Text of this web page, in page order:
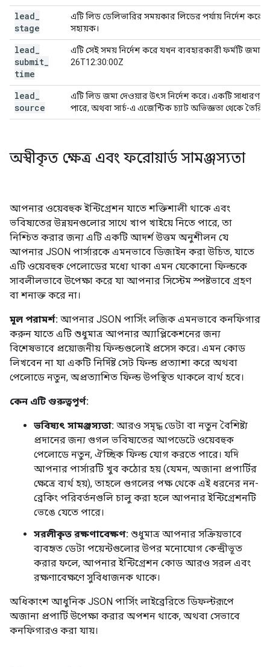
lead
stage
এটি লিড ডেলিভারির সময়কার লিডের পর্যায় নির্দেশ
সহায়ক।
lead
submit
time
এটি সেই সময় নির্দেশ করে যখন ব্যবহারকারী ফর্মটি জমা
26T12:30:00Z
lead
source
এটি লিড জমা দেওয়ার উৎস নির্দেশ করে। একটি সাধারণ
পারে, অথবা সার্চ-এ এজেন্টিক চ্যাট অভিজ্ঞতা থেকে তৈরি
অস্বীকৃত ক্ষেত্র এবং ফরোয়ার্ড সামঞ্জস্যতা
আপনার ওয়েবহুক ইন্টিগ্রেশন যাতে শক্তিশালী থাকে এবং
ভবিষ্যতের উন্নয়নগুলোর সাথে খাপ খাইয়ে নিতে পারে, তা
নিশ্চিত করার জন্য এটি একটি আদর্শ উত্তম অনুশীলন যে
আপনার JSON পার্সারকে এমনভাবে ডিজাইন করা উচিত, যাতে
এটি ওয়েবহুক পেলোডের মধ্যে থাকা এমন যেকোনো ফিল্ডকে
সাবলীলভাবে উপেক্ষা করে যা আপনার সিস্টেম স্পষ্টভাবে গ্রহণ
বা শনাক্ত করে না।
মূল পরামর্শ: আপনার JSON পার্সিং লজিক এমনভাবে কনফিগার
করুন যাতে এটি শুধুমাত্র আপনার অ্যাপ্লিকেশনের জন্য
বিশেষভাবে প্রয়োজনীয় ফিল্ডগুলোই প্রসেস করে। এমন কোড
লিখবেন না যা একটি নির্দিষ্ট সেট ফিল্ড প্রত্যাশা করে অথবা
পেলোডে নতুন, অপ্রত্যাশিত ফিল্ড উপস্থিত থাকলে ব্যর্থ হবে।
কেন এটি গুরুত্বপূর্ণ:
ভবিষ্যৎ সামঞ্জস্যতা: আরও সমৃদ্ধ ডেটা বা নতুন বৈশিষ্ট্য
প্রদানের জন্য গুগল ভবিষ্যতের আপডেটে ওয়েবহুক
পেলোডে নতুন, ঐচ্ছিক ফিল্ড যোগ করতে পারে। যদি
আপনার পার্সারটি খুব কঠোর হয় (যেমন, অজানা প্রপার্টির
ক্ষেত্রে ব্যর্থ হয়), তাহলে গুগলের পক্ষ থেকে এই ধরনের নন-
ব্রেকিং পরিবর্তনগুলি চালু করা হলে আপনার ইন্টিগ্রেশনটি
ভেঙে যেতে পারে।
সরলীকৃত রক্ষণাবেক্ষণ: শুধুমাত্র আপনার সক্রিয়ভাবে
ব্যবহৃত ডেটা পয়েন্টগুলোর উপর মনোযোগ কেন্দ্রীভূত
করার ফলে, আপনার ইন্টিগ্রেশন কোড আরও সরল এবং
রক্ষণাবেক্ষণে সুবিধাজনক থাকে।
অধিকাংশ আধুনিক JSON পার্সিং লাইব্রেরিতে ডিফল্টরূপে
অজানা প্রপার্টি উপেক্ষা করার অপশন থাকে, অথবা সেভাবে
কনফিগারও করা যায়।